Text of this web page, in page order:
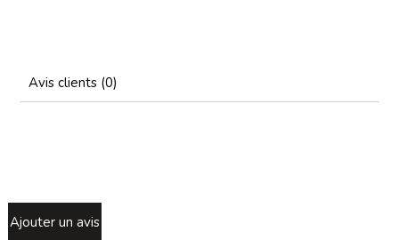
Avis clients (0)
Ajouter un avis